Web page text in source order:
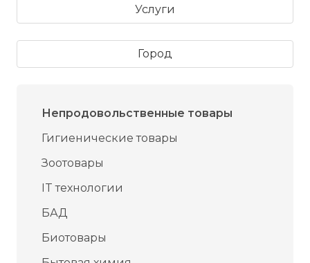
Услуги
Город
Непродовольственные товары
Гигиенические товары
Зоотовары
IT технологии
БАД
Биотовары